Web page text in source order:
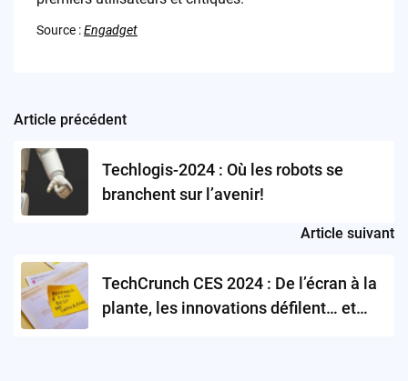
Source :Engadget
Post
navigation
Article précédent
Techlogis-2024 : Où les robots se
branchent sur l’avenir!
Article suivant
TechCrunch CES 2024 : De l’écran à la
plante, les innovations défilent… et